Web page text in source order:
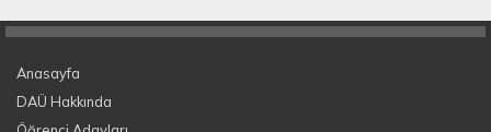
Anasayfa
DAÜ Hakkında